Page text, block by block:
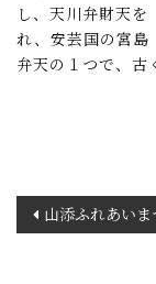
し、天川弁財天
れ、安芸国の宮島
弁天の１つで、古
稿
山添ふれあい